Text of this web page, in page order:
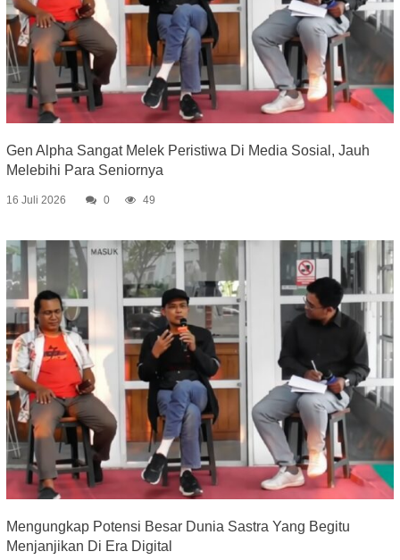
Gen Alpha Sangat Melek Peristiwa Di Media Sosial, Jauh
Melebihi Para Seniornya
16 Juli 2026 0 49
Mengungkap Potensi Besar Dunia Sastra Yang Begitu
Menjanjikan Di Era Digital